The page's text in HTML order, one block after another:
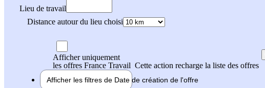
Lieu de travail
Distance autour du lieu choisi
Afficher uniquement
les offres France Travail Cette action recharge la liste des offres
Afficher les filtres de Date de création de l'offre